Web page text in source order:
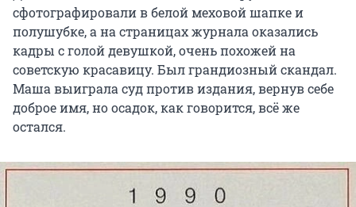
сфотографировали в белой меховой шапке и
полушубке, а на страницах журнала оказались
кадры с голой девушкой, очень похожей на
советскую красавицу. Был грандиозный скандал.
Маша выиграла суд против издания, вернув себе
доброе имя, но осадок, как говорится, всё же
остался.